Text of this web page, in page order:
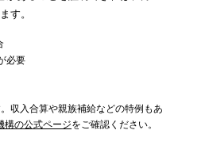
す。
必要
収入合算や親族補給などの特例もあ
構の公式ページをご確認ください。